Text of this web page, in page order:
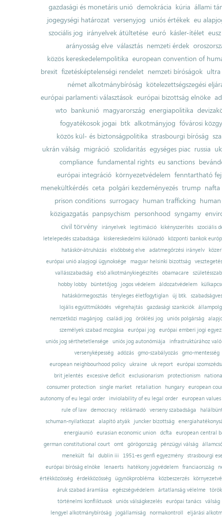
gazdasági és monetáris unió demokrácia kúria állami
jogegységi határozat versenyjog uniós értékek eu
szociális jog irányelvek átültetése euró kásler-ítélet
arányosság elve választás nemzeti érdek
közös kereskedelempolitika european convention of
brexit fizetésképtelenségi rendelet nemzeti bíróságok ultra
német alkotmánybíróság kötelezettségszegési
európai parlamenti választások európai bizottság elnöke
wto bankunió magyarország energiapolitika
fogyatékosok jogai btk alkotmányjog fővárosi
közös kül- és biztonságpolitika strasbourgi bíróság
ukrán válság migráció szolidaritás egységes piac russia
compliance fundamental rights eu sanctions
európai integráció környezetvédelem fenntartható
menekültkérdés ceta polgári kezdeményezés trump nafta
prison conditions surrogacy human trafficking
közigazgatás panpsychism personhood syngamy
civil törvény
irányelvek legitimáció kikényszerítés szociális
letelepedés szabadsága
kiskereskedelmi különadó
központi bankok
hatáskör-átruházás
elsőbbség elve adatmegőrzési irányelv
európai unió alapjogi ügynoksége
magyar helsinki bizottság
vesztegetés
vallásszabadság
első alkotmánykiegészítés obamacare
hobby lobby
büntetőjog jogos védelem áldozatvédelem
hatáskörmegosztás tényleges életfogytiglan új btk.
lojális együttműködés
végrehajtás gazdasági szankciók
nemzetközi magánjog
családi jog öröklési jog uniós polgárság
személyek szabad mozgása
európai jog európai emberi jogi
uniós jog sérthetetlensége uniós jog autonómiája
infrastruktúrához
versenyképesség adózás gmo-szabályozás gmo-mentesség
european neighbourhood policy
ukraine uk report
európai
brit jelentés excessive deficit exclusionarism protectionism
consumer protection
single market retaliation hungary
european
autonomy of eu legal order
inviolability of eu legal order
european values
rule of law
democracy reklámadó verseny szabadsága
schuman-nyilatkozat alapító atyák juncker bizottság
energiaunió eurasian economic union dcfta
european central
german constitutional court
omt görögország pénzügyi válság
menekült
fal dublin iii 1951-es genfi egyezmény
strasbourgi
európai bíróság elnöke
lenaerts hatékony jogvédelem franciaország
értékközösség
érdekközösség ügynökprobléma közbeszerzés
áruk szabad áramlása
egészségvédelem ártatlanság vélelme
történelmi konfliktusok uniós válságkezelés európai tanács válság
lengyel alkotmánybíróság
jogállamiság normakontroll eljárási